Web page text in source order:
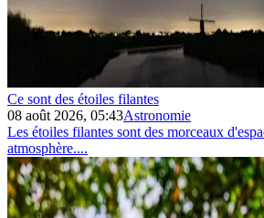
Ce sont des étoiles filantes
08 août 2026, 05:43Astronomie
Les étoiles filantes sont des morceaux
atmosphère....